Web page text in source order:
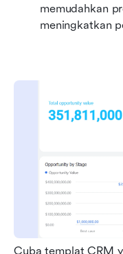
memudahkan
meningkatkan
Cuba templat CRM